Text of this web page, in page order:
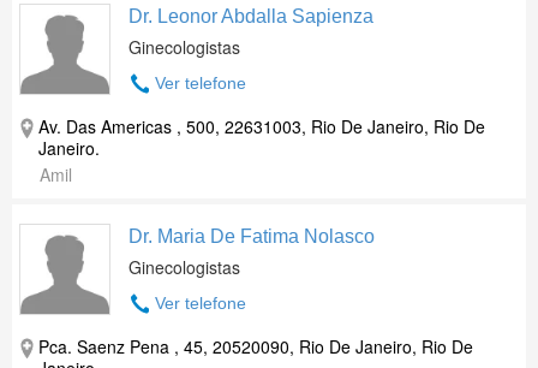
Dr. Leonor Abdalla Sapienza
Ginecologistas
Ver telefone
Av. Das Americas , 500, 22631003, Rio De Janeiro, Rio De
Janeiro.
Amil
Dr. Maria De Fatima Nolasco
Ginecologistas
Ver telefone
Pca. Saenz Pena , 45, 20520090, Rio De Janeiro, Rio De